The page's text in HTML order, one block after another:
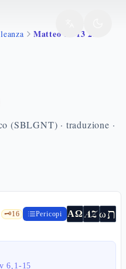
Matteo 14 13 21
(SBLGNT) · traduzione ·
🗝️16 Pericopi ΑΩ AZωת
6,1-15